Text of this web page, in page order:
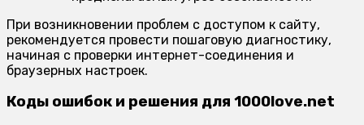
При возникновении проблем с доступом к сайту,
рекомендуется провести пошаговую диагностику,
начиная с проверки интернет-соединения и
браузерных настроек.
Коды ошибок и решения для 1000love.net